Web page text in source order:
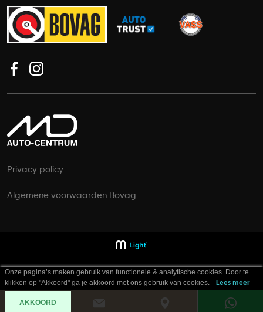
Privacy policy
Algemene voorwaarden Bovag
Onze pagina’s maken gebruik van functionele & analytische cookies. Door te
klikken op "Akkoord" ga je akkoord met ons gebruik van cookies.
Lees meer
AKKOORD